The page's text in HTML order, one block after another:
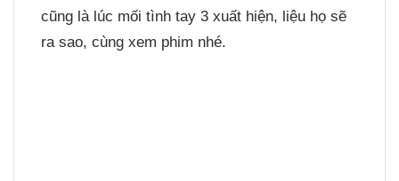
cũng là lúc mối tình tay 3 xuất hiện, liệu họ sẽ
ra sao, cùng xem phim nhé.